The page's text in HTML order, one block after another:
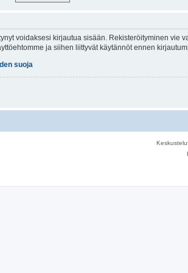
voidaksesi kirjautua sisään. Rekisteröityminen vie
ja siihen liittyvät käytännöt ennen
suoja